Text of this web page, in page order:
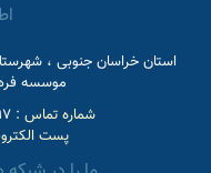
موسسه
شماره تماس :
پست